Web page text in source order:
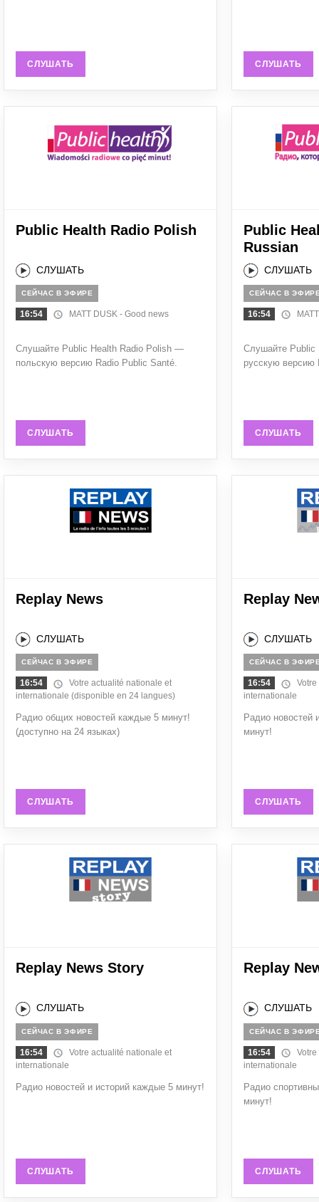
СЛУШАТЬ СЛУШАТЬ
Public Health Radio Polish
СЛУШАТЬ
СЕЙЧАС В ЭФИРЕ
16:54 MATT DUSK - Good news
Слушайте Public Health Radio Polish —
польскую версию Radio Public Santé.
СЛУШАТЬ
Public
Russian
СЛУШАТЬ
СЕЙЧАС В
16:54
Слушайте Public
русскую версию
СЛУШАТЬ
Replay News
СЛУШАТЬ
СЕЙЧАС В ЭФИРЕ
16:54
Votre actualité nationale et
internationale (disponible en 24 langues)
Радио общих новостей каждые 5 минут!
(доступно на 24 языках)
СЛУШАТЬ
Replay
СЛУШАТЬ
СЕЙЧАС В
16:54
Votre
internationale
Радио новостей
минут!
СЛУШАТЬ
Replay News Story
СЛУШАТЬ
СЕЙЧАС В ЭФИРЕ
16:54
Votre actualité nationale et
internationale
Радио новостей и историй каждые 5 минут!
СЛУШАТЬ
Replay
СЛУШАТЬ
СЕЙЧАС В
16:54
Votre
internationale
Радио
минут!
СЛУШАТЬ